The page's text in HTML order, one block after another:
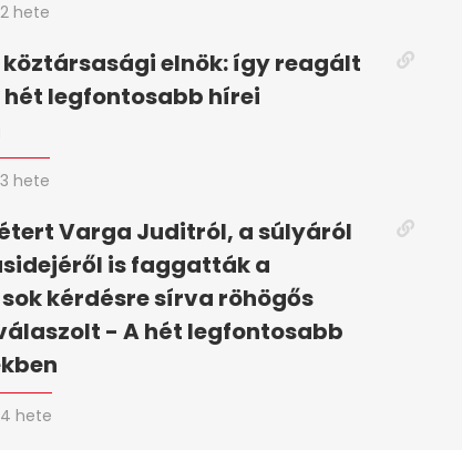
2 hete
köztársasági elnök: így reagált
hét legfontosabb hírei
3 hete
Varga Juditról, a súlyáról
is faggatták a
kérdésre sírva röhögős
- A hét legfontosabb
4 hete